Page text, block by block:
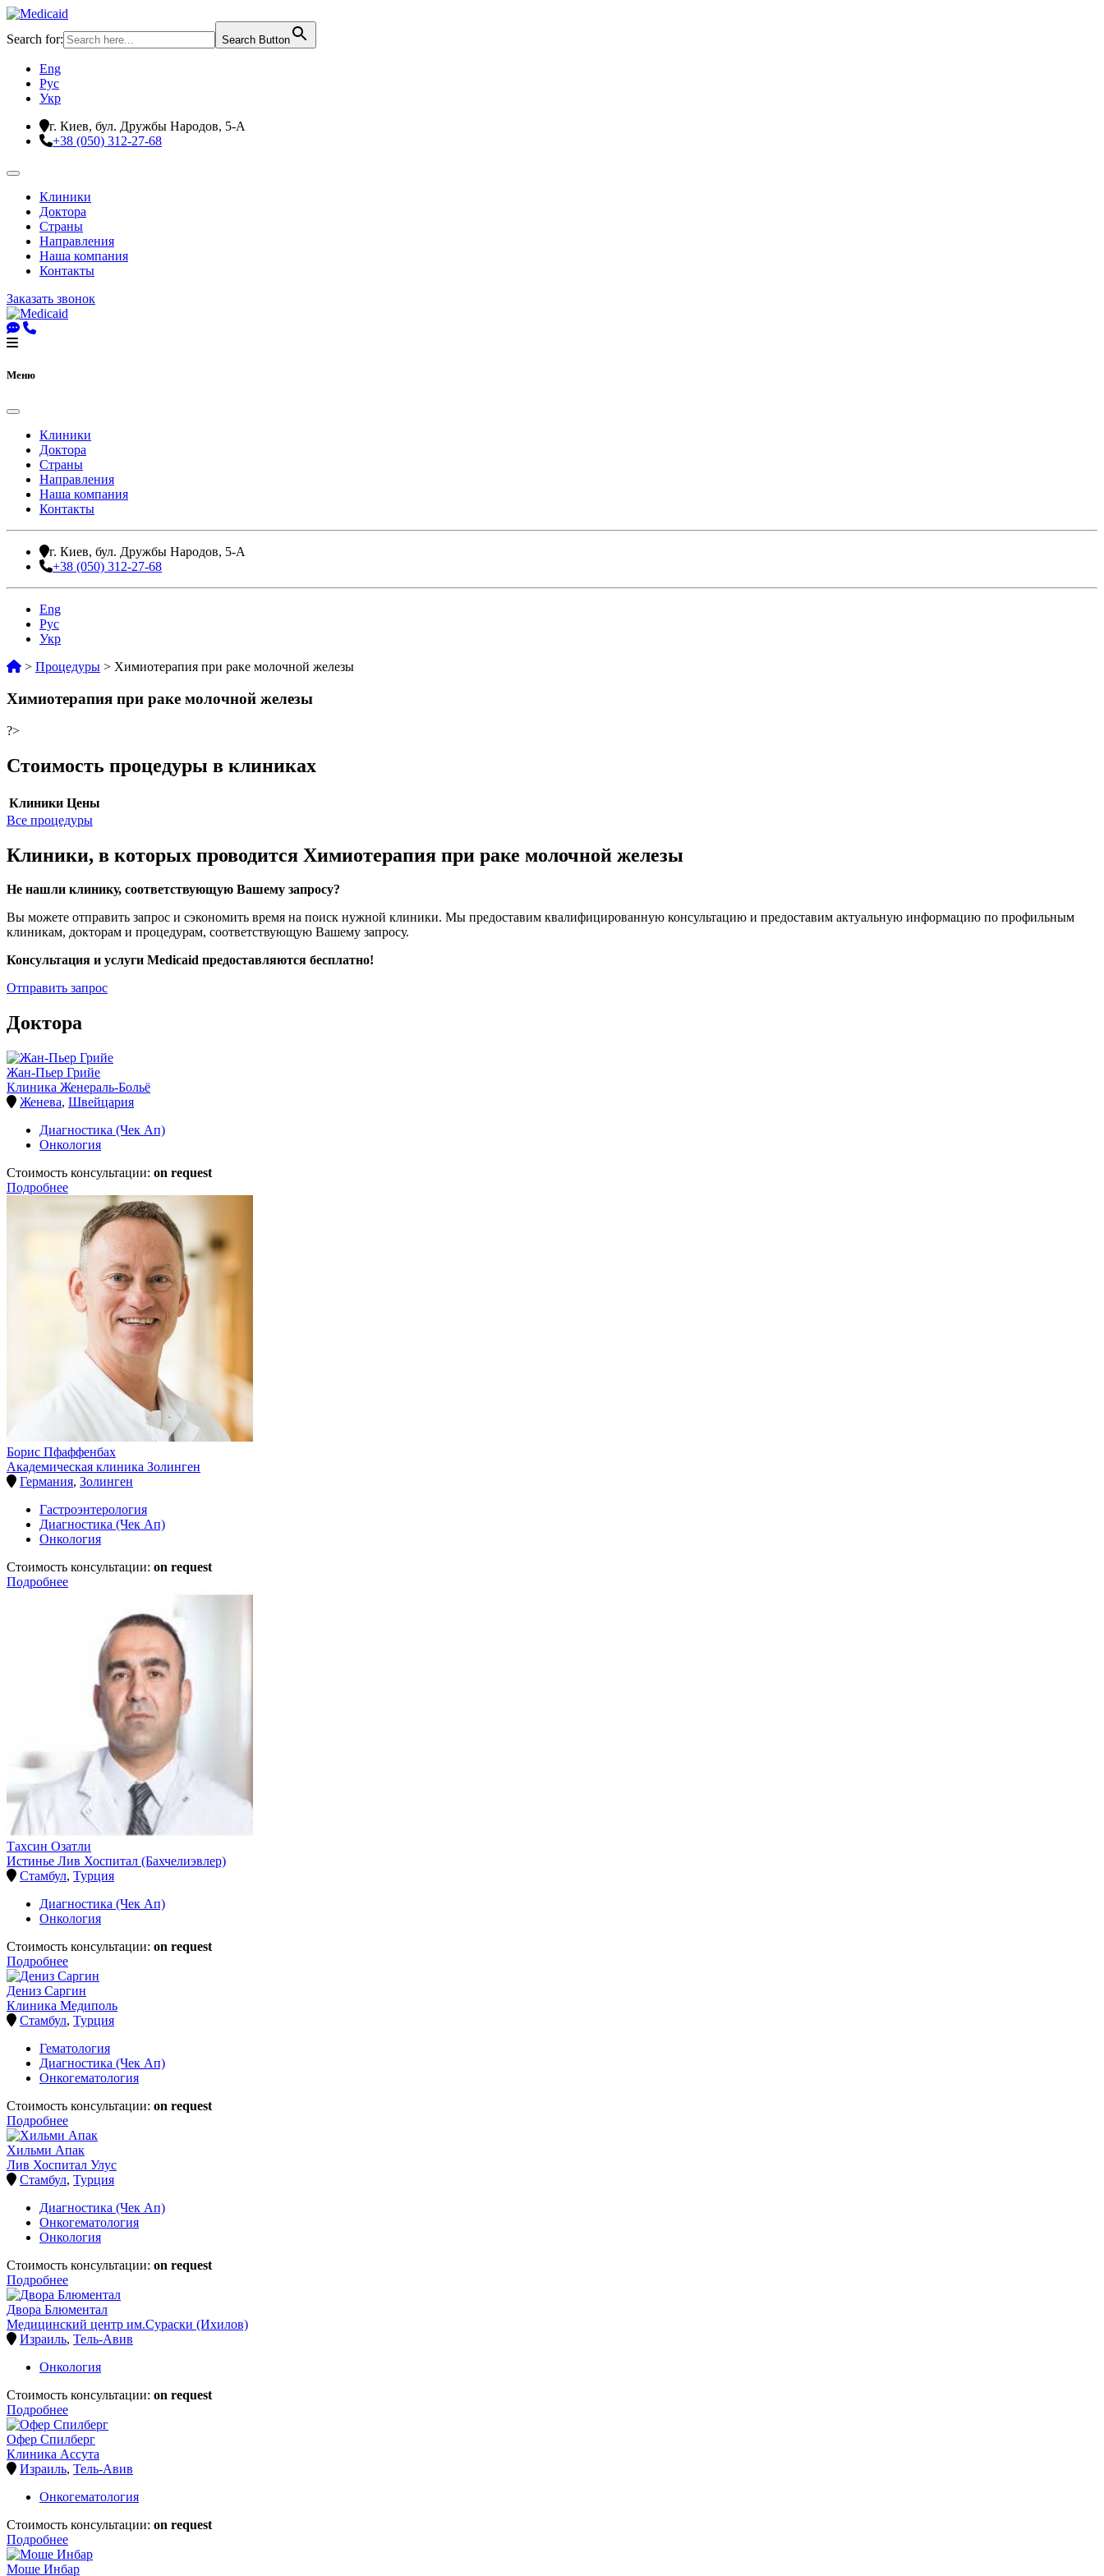
Search for: Search Button
Eng
Рус
Укр
г. Киев, бул. Дружбы Народов, 5-А
+38 (050) 312-27-68
Клиники
Доктора
Страны
Направления
Наша компания
Контакты
Заказать звонок
Меню
Клиники
Доктора
Страны
Направления
Наша компания
Контакты
г. Киев, бул. Дружбы Народов, 5-А
+38 (050) 312-27-68
Eng
Рус
Укр
> Процедуры > Химиотерапия при раке молочной железы
Химиотерапия при раке молочной железы
?>
Стоимость процедуры в клиниках
Клиники Цены
Все процедуры
Клиники, в которых проводится Химиотерапия при раке молочной железы
Не нашли клинику, соответствующую Вашему запросу?
Вы можете отправить запрос и сэкономить время на поиск нужной клиники. Мы предоставим квалифицированную консультацию и предоставим актуальную информацию по профильным
клиникам, докторам и процедурам, соответствующую Вашему запросу.
Консультация и услуги Medicaid предоставляются бесплатно!
Отправить запрос
Доктора
Жан-Пьер Грийе
Клиника Женераль-Больё
Женева, Швейцария
Диагностика (Чек Ап)
Онкология
Стоимость консультации: on request
Подробнее
Борис Пфаффенбах
Академическая клиника Золинген
Германия, Золинген
Гастроэнтерология
Диагностика (Чек Ап)
Онкология
Стоимость консультации: on request
Подробнее
Тахсин Озатли
Истинье Лив Хоспитал (Бахчелиэвлер)
Стамбул, Турция
Диагностика (Чек Ап)
Онкология
Стоимость консультации: on request
Подробнее
Дениз Саргин
Клиника Медиполь
Стамбул, Турция
Гематология
Диагностика (Чек Ап)
Онкогематология
Стоимость консультации: on request
Подробнее
Хильми Апак
Лив Хоспитал Улус
Стамбул, Турция
Диагностика (Чек Ап)
Онкогематология
Онкология
Стоимость консультации: on request
Подробнее
Двора Блюментал
Медицинский центр им.Сураски (Ихилов)
Израиль, Тель-Авив
Онкология
Стоимость консультации: on request
Подробнее
Офер Спилберг
Клиника Ассута
Израиль, Тель-Авив
Онкогематология
Стоимость консультации: on request
Подробнее
Моше Инбар